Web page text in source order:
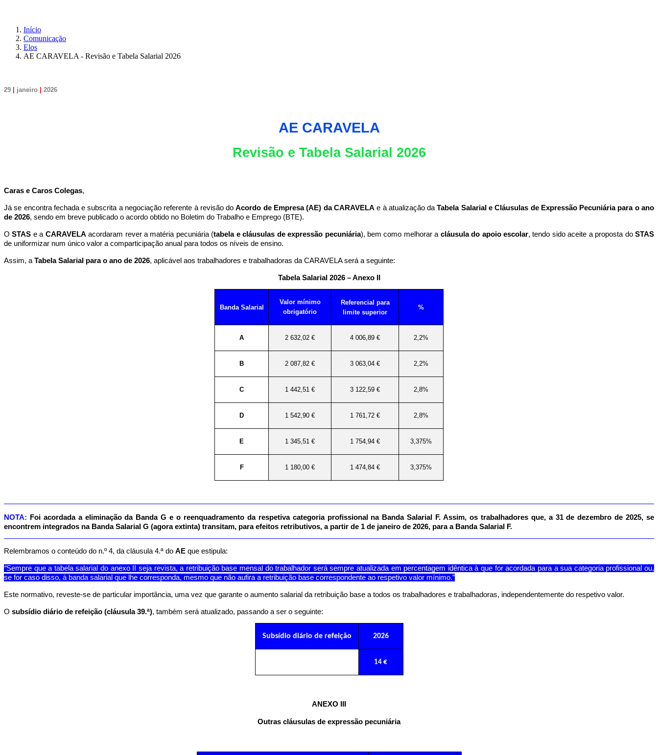
Início
Comunicação
Elos
AE CARAVELA - Revisão e Tabela Salarial 2026
29 janeiro 2026
AE CARAVELA
Revisão e Tabela Salarial 2026
Caras e Caros Colegas,
Já se encontra fechada e subscrita a negociação referente à revisão doAcordo de Empresa (AE) da CARAVELA e à atualização daTabela Salarial e Cláusulas de Expressão Pecuniária para o ano
de 2026, sendo em breve publicado o acordo obtido no Boletim do Trabalho e Emprego (BTE).
OSTAS e a CARAVELA acordaram rever a matéria pecuniária (tabela e cláusulas de expressão pecuniária), bem como melhorar a cláusula do apoio escolar, tendo sido aceite a proposta doSTAS
de uniformizar num único valor a comparticipação anual para todos os níveis de ensino.
Assim, a Tabela Salarial para o ano de 2026, aplicável aos trabalhadores e trabalhadoras da CARAVELA será a seguinte:
Tabela Salarial 2026 – Anexo II
Banda Salarial
Valor mínimo
obrigatório
Referencial para
limite superior
%
A 2 632,02 € 4 006,89 € 2,2%
B 2 087,82 € 3 063,04 € 2,2%
C 1 442,51 € 3 122,59 € 2,8%
D 1 542,90 € 1 761,72 € 2,8%
E 1 345,51 € 1 754,94 € 3,375%
F 1 180,00 € 1 474,84 € 3,375%
NOTA:
Foi acordada a eliminação da Banda G e o reenquadramento da respetiva categoria profissional na Banda Salarial F. Assim, os trabalhadores que, a 31 de dezembro de 2025, se
encontrem integrados na Banda Salarial G (agora extinta) transitam, para efeitos retributivos, a partir de 1 de janeiro de 2026, para a Banda Salarial F.
Relembramos o conteúdo do n.º 4, da cláusula 4.ª do AE que estipula:
“Sempre que a tabela salarial do anexo II seja revista, a retribuição base mensal do trabalhador será sempre atualizada em percentagem idêntica à que for acordada para a sua categoria profissional ou,
se for caso disso, à banda salarial que lhe corresponda, mesmo que não aufira a retribuição base correspondente ao respetivo valor mínimo.”
Este normativo, reveste-se de particular importância, uma vez que garante o aumento salarial da retribuição base a todos os trabalhadores e trabalhadoras, independentemente do respetivo valor.
O subsídio diário de refeição (cláusula 39.ª), também será atualizado, passando a ser o seguinte:
Subsídio diário de refeição 2026
14 €
ANEXO III
Outras cláusulas de expressão pecuniária